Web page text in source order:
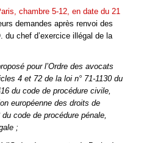
chambre 5-12, en date du 21
demandes après renvoi des
chef d’exercice illégal de la
pour l’Ordre des avocats
4 et 72 de la loi n° 71-1130 du
du code de procédure civile,
européenne des droits de
code de procédure pénale,
;